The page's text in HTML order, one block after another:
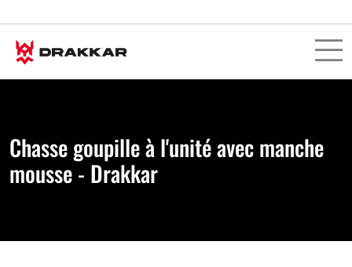
Chasse goupille à l'unité avec manche
mousse - Drakkar